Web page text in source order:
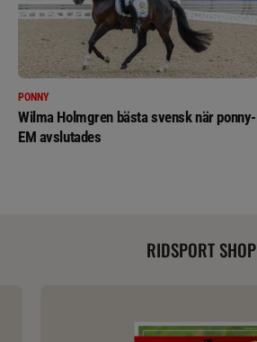
PONNY
Wilma Holmgren bästa svensk när ponny-
EM avslutades
RIDSPORT SHOP